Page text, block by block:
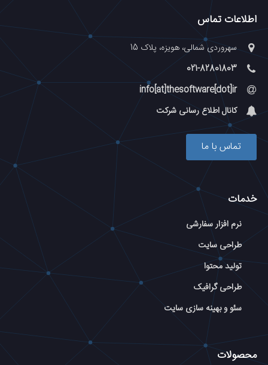
اطلاعات تماس
سهروردی شمالی، هویزه، پلاک 15
021-82801803
info[at]thesoftware[dot]ir
کانال اطلاع رسانی شرکت
تماس با ما
خدمات
نرم افزار سفارشی
طراحی سایت
تولید محتوا
طراحی گرافیک
سئو و بهینه سازی سایت
محصولات